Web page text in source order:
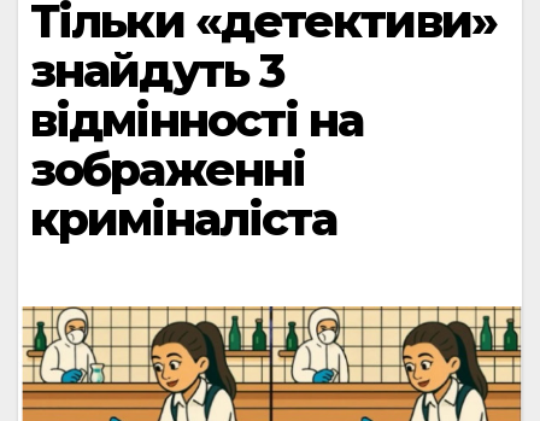
Тільки «детективи»
знайдуть 3
відмінності на
зображенні
криміналіста